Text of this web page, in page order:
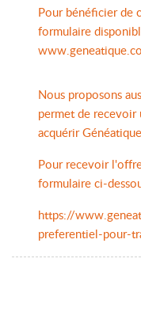
Pour bénéficier de
formulaire
Nous proposons
permet de recevoir
acquérir
Pour recevoir
formulaire ci-
https://
preferentiel-pour-